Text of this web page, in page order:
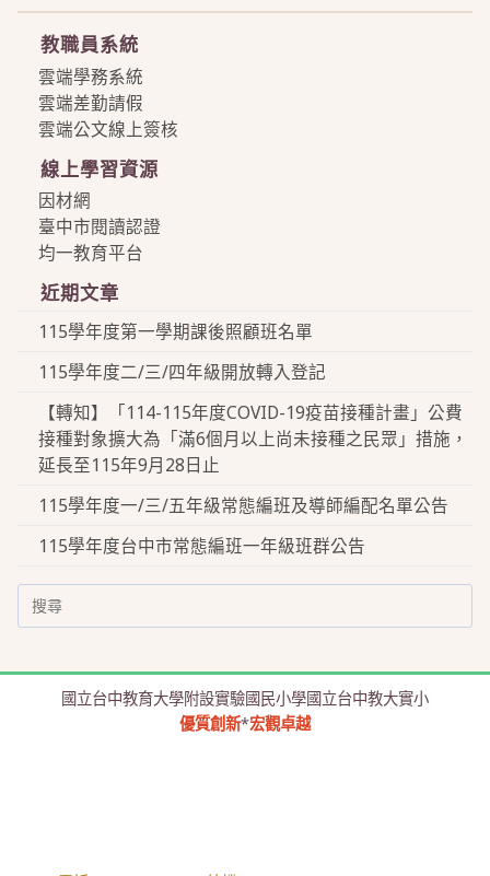
教職員系統
雲端學務系統
雲端差勤請假
雲端公文線上簽核
線上學習資源
因材網
臺中市閱讀認證
均一教育平台
近期文章
115學年度第一學期課後照顧班名單
115學年度二/三/四年級開放轉入登記
【轉知】「114-115年度COVID-19疫苗接種計畫」公費
接種對象擴大為「滿6個月以上尚未接種之民眾」措施，
延長至115年9月28日止
115學年度一/三/五年級常態編班及導師編配名單公告
115學年度台中市常態編班一年級班群公告
Search
for:
國立台中教育大學附設實驗國民小學國立台中教大實小
優質創新*宏觀卓越